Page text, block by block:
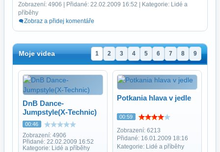
Zobrazení: 4906 | Přidané: 22.02.2009 16:52 | Kategorie: Lidé a
příběhy
Zobraz a přidej komentáře
Moje videa 1 2 3 4 5 6 7 8 9
DnB Dance-
Jumpstyle(X-Technic)
00:46
Zobrazení: 4906
Přidané: 22.02.2009 16:52
Kategorie: Lidé a příběhy
Potkania hlava v jedle
00:59
Zobrazení: 6213
Přidané: 16.01.2009 18:16
Kategorie: Lidé a příběhy